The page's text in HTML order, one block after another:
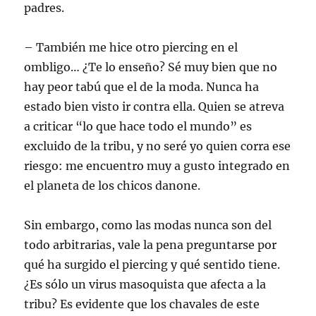
padres.
– También me hice otro piercing en el
ombligo… ¿Te lo enseño? Sé muy bien que no
hay peor tabú que el de la moda. Nunca ha
estado bien visto ir contra ella. Quien se atreva
a criticar “lo que hace todo el mundo” es
excluido de la tribu, y no seré yo quien corra ese
riesgo: me encuentro muy a gusto integrado en
el planeta de los chicos danone.
Sin embargo, como las modas nunca son del
todo arbitrarias, vale la pena preguntarse por
qué ha surgido el piercing y qué sentido tiene.
¿Es sólo un virus masoquista que afecta a la
tribu? Es evidente que los chavales de este